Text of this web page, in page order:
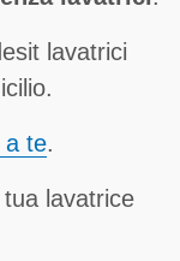
lavatrici
a te.
lavatrice